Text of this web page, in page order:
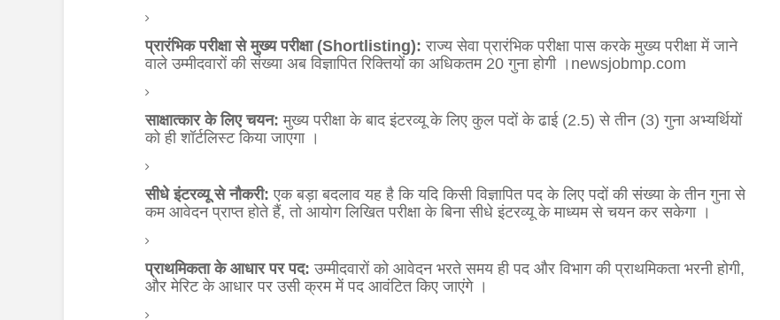
प्रारंभिक परीक्षा से मुख्य परीक्षा (Shortlisting): राज्य सेवा प्रारंभिक परीक्षा पास करके मुख्य परीक्षा में जाने
वाले उम्मीदवारों की संख्या अब विज्ञापित रिक्तियों का अधिकतम 20 गुना होगी ।newsjobmp.com
साक्षात्कार के लिए चयन: मुख्य परीक्षा के बाद इंटरव्यू के लिए कुल पदों के ढाई (2.5) से तीन (3) गुना अभ्यर्थियों
को ही शॉर्टलिस्ट किया जाएगा ।
सीधे इंटरव्यू से नौकरी: एक बड़ा बदलाव यह है कि यदि किसी विज्ञापित पद के लिए पदों की संख्या के तीन गुना से
कम आवेदन प्राप्त होते हैं, तो आयोग लिखित परीक्षा के बिना सीधे इंटरव्यू के माध्यम से चयन कर सकेगा ।
प्राथमिकता के आधार पर पद: उम्मीदवारों को आवेदन भरते समय ही पद और विभाग की प्राथमिकता भरनी होगी,
और मेरिट के आधार पर उसी क्रम में पद आवंटित किए जाएंगे ।